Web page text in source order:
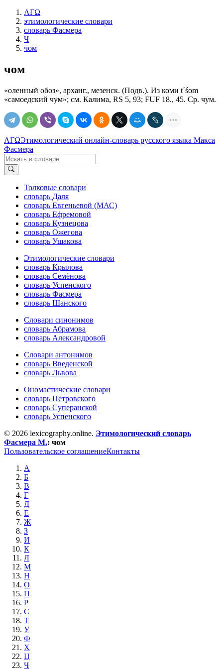
ΛΓΩ
этимологические словари
словарь Фасмера
Ч
чом
чом
«оленный обоз», арханг., мезенск. (Подв.). Из коми t᾽śоm
«самоедский чум»; см. Калима, RS 5, 93; FUF 18., 45. Ср. чум.
ΛΓΩЭтимологический онлайн-словарь русского языка Макса
Фасмера
Толковые словари
словарь Даля
словарь Евгеньевой (МАС)
словарь Ефремовой
словарь Кузнецова
словарь Ожегова
словарь Ушакова
Этимологические словари
словарь Крылова
словарь Семёнова
словарь Успенского
словарь Фасмера
словарь Шанского
Словари синонимов
словарь Абрамова
словарь Александровой
Словари антонимов
словарь Введенской
словарь Львова
Ономастические словари
словарь Петровского
словарь Суперанской
словарь Успенского
© 2026 lexicography.online. Этимологический словарь
Фасмера М.: чом
Пользовательское соглашениеКонтакты
А
Б
В
Г
Д
Е
Ж
З
И
К
Л
М
Н
О
П
Р
С
Т
У
Ф
Х
Ц
Ч